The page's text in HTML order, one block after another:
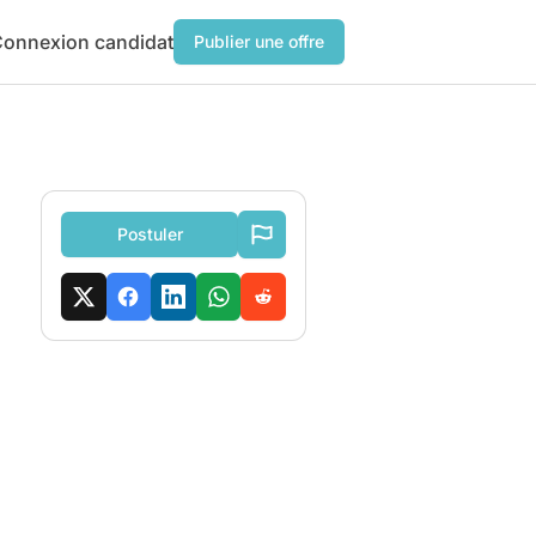
candidat Publier une offre
Postuler